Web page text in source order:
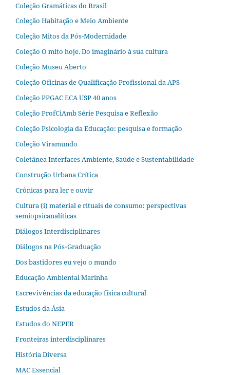
Coleção Gramáticas do Brasil
Coleção Habitação e Meio Ambiente
Coleção Mitos da Pós-Modernidade
Coleção O mito hoje. Do imaginário à sua cultura
Coleção Museu Aberto
Coleção Oficinas de Qualificação Profissional da APS
Coleção PPGAC ECA USP 40 anos
Coleção ProfCiAmb Série Pesquisa e Reflexão
Coleção Psicologia da Educação: pesquisa e formação
Coleção Viramundo
Coletânea Interfaces Ambiente, Saúde e Sustentabilidade
Construção Urbana Crítica
Crônicas para ler e ouvir
Cultura (i) material e rituais de consumo: perspectivas
semiopsicanalíticas
Diálogos Interdisciplinares
Diálogos na Pós‐Graduação
Dos bastidores eu vejo o mundo
Educação Ambiental Marinha
Escrevivências da educação física cultural
Estudos da Ásia​
Estudos do NEPER
Fronteiras interdisciplinares
História Diversa
MAC Essencial